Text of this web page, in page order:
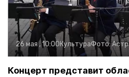
26 мая , 10:00КультураФото:
Концерт представит